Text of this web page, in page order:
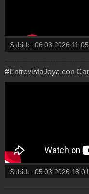
Subido: 06.03.2026
#EntrevistaJoya con
Subido: 05.03.2026